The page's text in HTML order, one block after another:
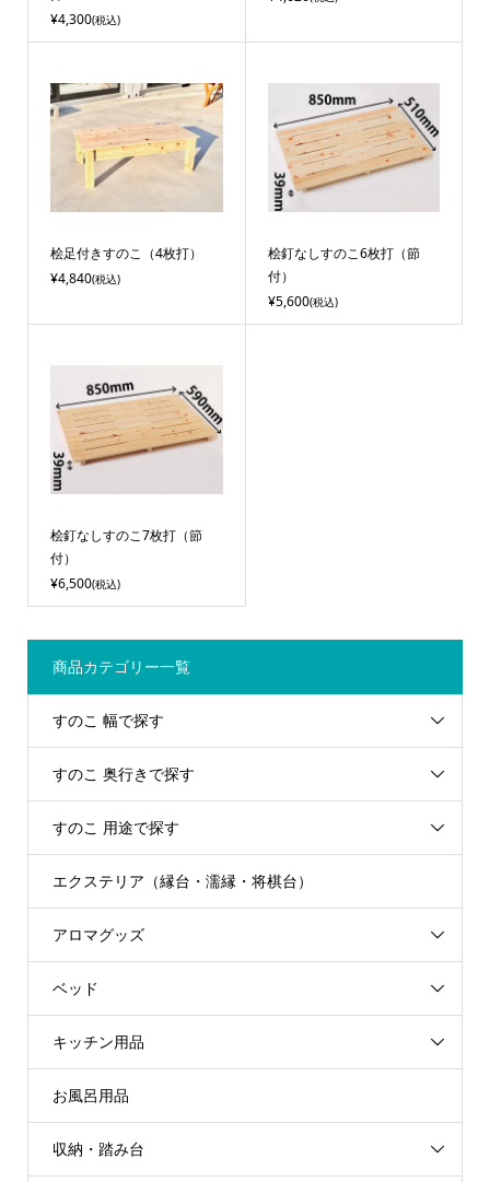
¥4,300(税込)
桧足付きすのこ（4枚打）
¥4,840(税込)
桧釘なしすのこ6枚打（節
付）
¥5,600(税込)
桧釘なしすのこ7枚打（節
付）
¥6,500(税込)
商品カテゴリー一覧
すのこ 幅で探す
すのこ 奥行きで探す
すのこ 用途で探す
エクステリア（縁台・濡縁・将棋台）
アロマグッズ
ベッド
キッチン用品
お風呂用品
収納・踏み台